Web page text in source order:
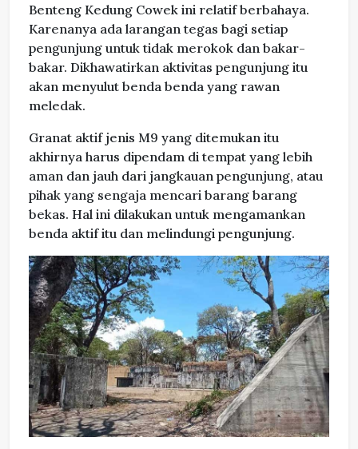
Benteng Kedung Cowek ini relatif berbahaya.
Karenanya ada larangan tegas bagi setiap
pengunjung untuk tidak merokok dan bakar-
bakar. Dikhawatirkan aktivitas pengunjung itu
akan menyulut benda benda yang rawan
meledak.
Granat aktif jenis M9 yang ditemukan itu
akhirnya harus dipendam di tempat yang lebih
aman dan jauh dari jangkauan pengunjung, atau
pihak yang sengaja mencari barang barang
bekas. Hal ini dilakukan untuk mengamankan
benda aktif itu dan melindungi pengunjung.